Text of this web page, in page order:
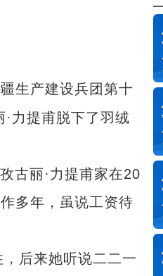
生产建设兵团第十
力提甫脱下了羽绒
古丽·力提甫家在20
多年，虽说工资待
后来她听说二二一